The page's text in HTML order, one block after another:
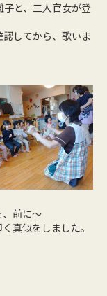
子と、三人官女が登
してから、歌いま
前に～
真似をしました。